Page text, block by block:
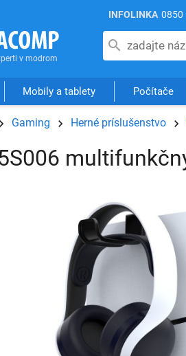
INFOLINKA 0850
Mobily a tablety Počítače
Gaming Herné príslušenstvo